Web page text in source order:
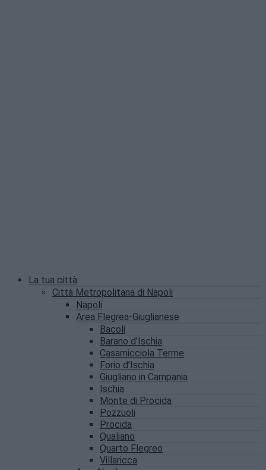
La tua città
Città Metropolitana di Napoli
Napoli
Area Flegrea-Giuglianese
Bacoli
Barano d’Ischia
Casamicciola Terme
Forio d’Ischia
Giugliano in Campania
Ischia
Monte di Procida
Pozzuoli
Procida
Qualiano
Quarto Flegreo
Villaricca